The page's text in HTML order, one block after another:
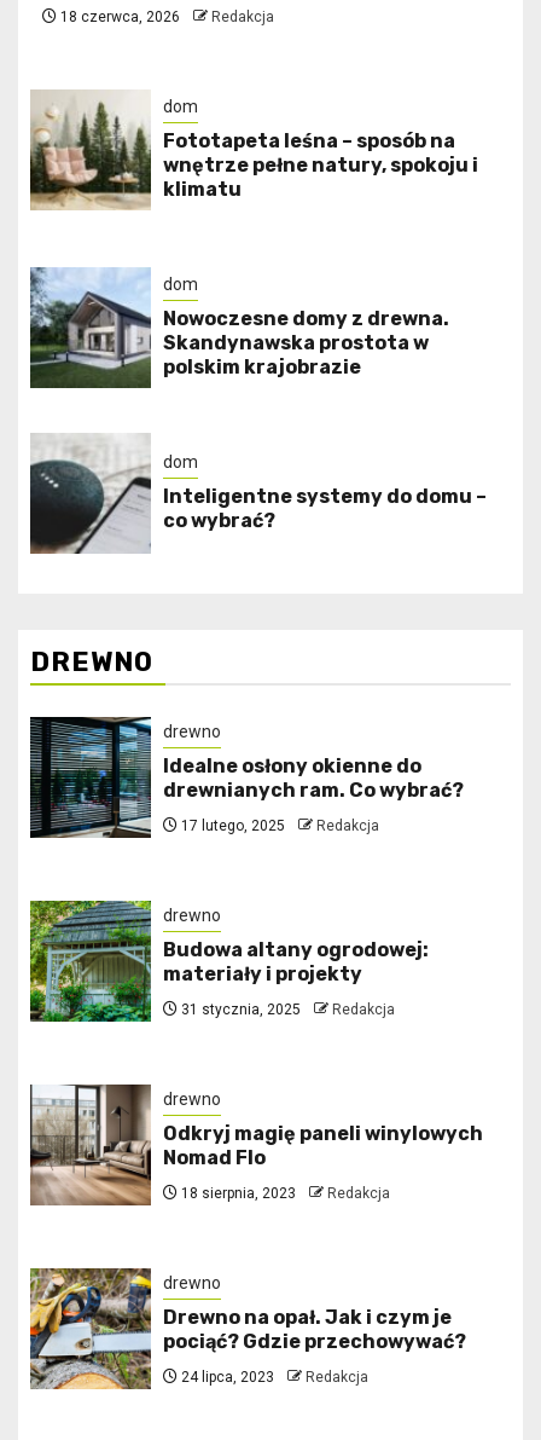
18 czerwca, 2026 Redakcja
dom
​Fototapeta leśna – sposób na
wnętrze pełne natury, spokoju i
klimatu
dom
Nowoczesne domy z drewna.
Skandynawska prostota w
polskim krajobrazie
dom
Inteligentne systemy do domu –
co wybrać?
DREWNO
drewno
Idealne osłony okienne do
drewnianych ram. Co wybrać?
17 lutego, 2025 Redakcja
drewno
Budowa altany ogrodowej:
materiały i projekty
31 stycznia, 2025 Redakcja
drewno
Odkryj magię paneli winylowych
Nomad Flo
18 sierpnia, 2023 Redakcja
drewno
Drewno na opał. Jak i czym je
pociąć? Gdzie przechowywać?
24 lipca, 2023 Redakcja